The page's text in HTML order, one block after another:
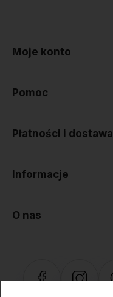
Moje konto
Pomoc
Płatności i dostawa
Informacje
O nas